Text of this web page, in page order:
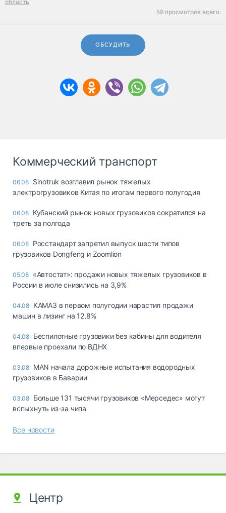
область
59 просмотров всего.
ОБСУДИТЬ
Коммерческий транспорт
06.08 Sinotruk возглавил рынок тяжелых
электрогрузовиков Китая по итогам первого полугодия
06.08 Кубанский рынок новых грузовиков сократился на
треть за полгода
06.08 Росстандарт запретил выпуск шести типов
грузовиков Dongfeng и Zoomlion
05.08 «Автостат»: продажи новых тяжелых грузовиков в
России в июле снизились на 3,9%
04.08 КАМАЗ в первом полугодии нарастил продажи
машин в лизинг на 12,8%
04.08 Беспилотные грузовики без кабины для водителя
впервые проехали по ВДНХ
03.08 MAN начала дорожные испытания водородных
грузовиков в Баварии
03.08 Больше 131 тысячи грузовиков «Мерседес» могут
вспыхнуть из-за чипа
Все новости
Центр